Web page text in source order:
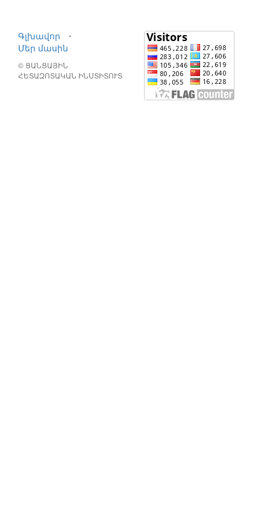
Գլխավոր
⋅
Մեր մասին
© ՑԱՆՑԱՅԻՆ
ՀԵՏԱԶՈՏԱԿԱՆ ԻՆՍՏԻՏՈՒՏ